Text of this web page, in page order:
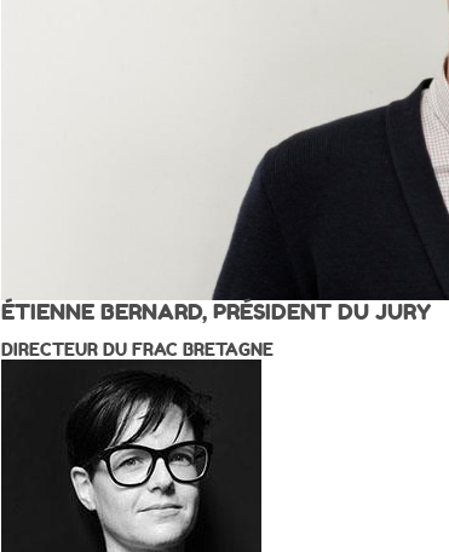
ÉTIENNE BERNARD, PRÉSIDENT DU JURY
DIRECTEUR DU FRAC BRETAGNE